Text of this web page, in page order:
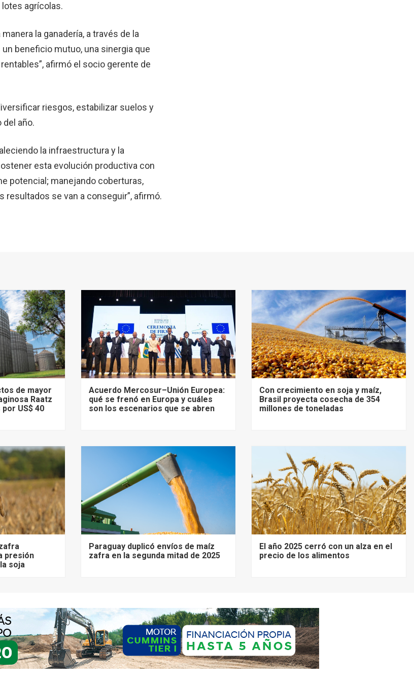
agrícolas.
la ganadería, a través de la
beneficio mutuo, una sinergia que
afirmó el socio gerente de
riesgos, estabilizar suelos y
año.
la infraestructura y la
esta evolución productiva con
potencial; manejando coberturas,
se van a conseguir”, afirmó.
de mayor
Raatz
US$ 40
Acuerdo Mercosur–Unión Europea:
qué se frenó en Europa y cuáles
son los escenarios que se abren
Con crecimiento en soja y maíz,
Brasil proyecta cosecha de 354
millones de toneladas
presión
soja
Paraguay duplicó envíos de maíz
zafra en la segunda mitad de 2025
El año 2025 cerró con un alza en el
precio de los alimentos